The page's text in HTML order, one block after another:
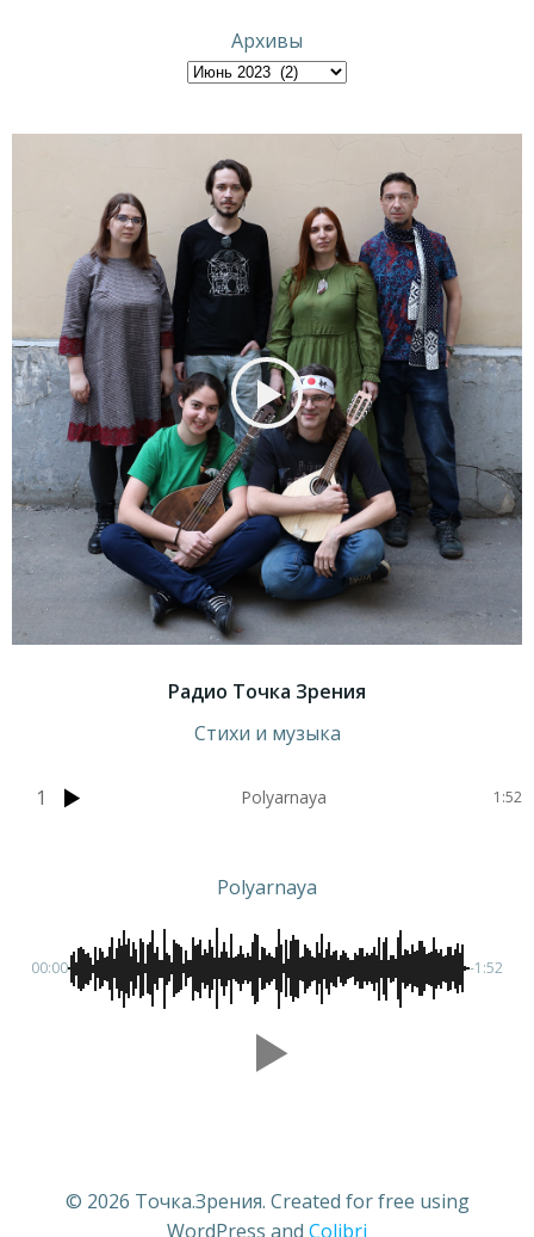
Архивы
Радио Точка Зрения
Стихи и музыка
1 Polyarnaya 1:52
Polyarnaya
00:00 -1:52
© 2026 Точка.Зрения. Created for free using
WordPress and Colibri